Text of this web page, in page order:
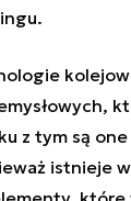
z tym są
istnieje